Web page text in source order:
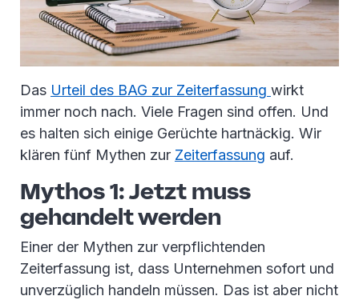
Das Urteil des BAG zur Zeiterfassung wirkt
immer noch nach. Viele Fragen sind offen. Und
es halten sich einige Gerüchte hartnäckig. Wir
klären fünf Mythen zur Zeiterfassung auf.
Mythos 1: Jetzt muss
gehandelt werden
Einer der Mythen zur verpflichtenden
Zeiterfassung ist, dass Unternehmen sofort und
unverzüglich handeln müssen. Das ist aber nicht